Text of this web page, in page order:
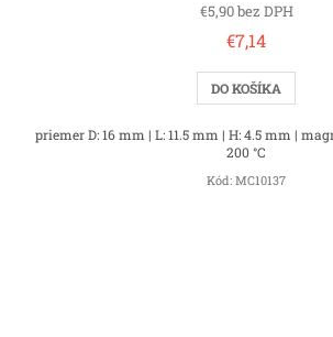
€5,90 bez DPH
€7,14
DO KOŠÍKA
priemer D: 16 mm | L: 11.5 mm | H: 4.5 mm |
200 °C
Kód: MC10137